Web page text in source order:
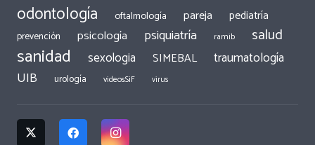
odontología oftalmología pareja pediatría
prevención psicología psiquiatría ramib salud
sanidad sexologia SIMEBAL traumatología
UIB urología videosSiF virus